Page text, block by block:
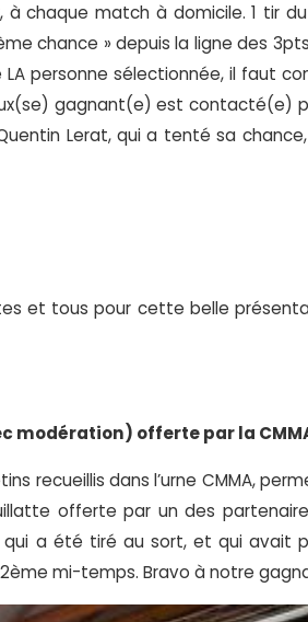
à chaque match à domicile. 1 tir
chance » depuis la ligne des
personne sélectionnée, il faut
gagnant(e) est contacté(e)
Lerat, qui a tenté sa
et tous pour cette belle
modération) offerte par la
recueillis dans l’urne CMMA,
offerte par un des
qui a été tiré au sort, et qui avait
mi-temps. Bravo à notre